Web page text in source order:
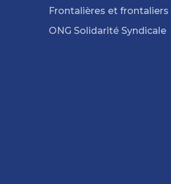
Frontalières et frontaliers
ONG Solidarité Syndicale